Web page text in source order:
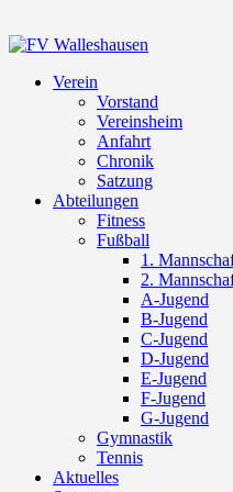
Verein
Vorstand
Vereinsheim
Anfahrt
Chronik
Satzung
Abteilungen
Fitness
Fußball
1.
2.
A-Jugend
B-Jugend
C-Jugend
D-Jugend
E-Jugend
F-Jugend
G-Jugend
Gymnastik
Tennis
Aktuelles